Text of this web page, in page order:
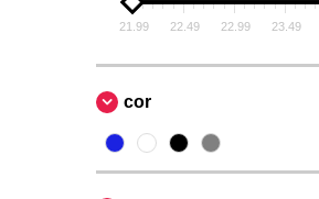
21.99 22.49 22.99 23.49
cor